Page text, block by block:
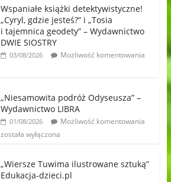
Wspaniałe książki detektywistyczne!
„Cyryl, gdzie jesteś?” i „Tosia
i tajemnica geodety” – Wydawnictwo
DWIE SIOSTRY
03/08/2026
Możliwość komentowania
„Niesamowita podróż Odyseusza” –
Wydawnictwo LIBRA
01/08/2026
Możliwość komentowania
została wyłączona
„Wiersze Tuwima ilustrowane sztuką”
Edukacja-dzieci.pl